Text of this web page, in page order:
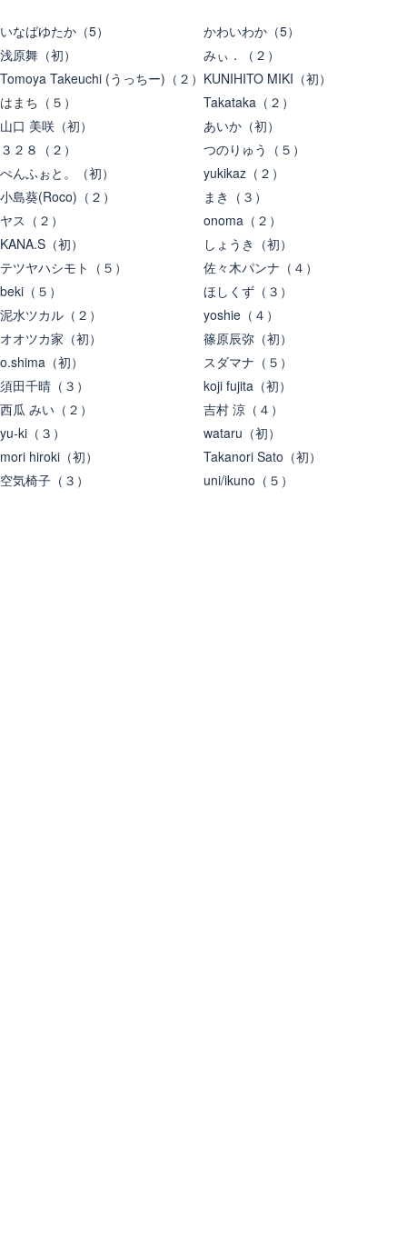
いなばゆたか（5）
浅原舞（初）
Tomoya Takeuchi (うっちー)（２）
はまち（５）
山口 美咲（初）
３２８（２）
ぺんふぉと。（初）
小島葵(Roco)（２）
ヤス（２）
KANA.S（初）
テツヤハシモト（５）
beki（５）
泥水ツカル（２）
オオツカ家（初）
o.shima（初）
須田千晴（３）
西瓜 みい（２）
yu-ki（３）
mori hiroki（初）
空気椅子（３）
かわいわか（5）
みぃ．（２）
KUNIHITO MIKI（初）
Takataka（２）
あいか（初）
つのりゅう（５）
yukikaz（２）
まき（３）
onoma（２）
しょうき（初）
佐々木パンナ（４）
ほしくず（３）
yoshie（４）
篠原辰弥（初）
スダマナ（５）
koji fujita（初）
吉村 涼（４）
wataru（初）
Takanori Sato（初）
uni/ikuno（５）